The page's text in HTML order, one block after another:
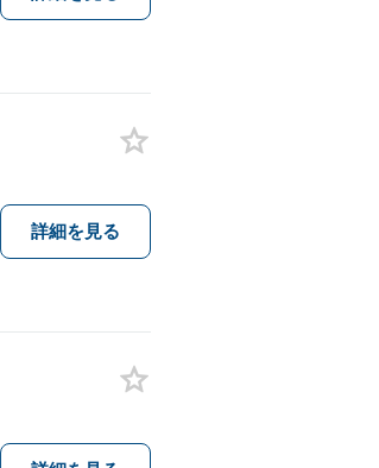
詳細を見る